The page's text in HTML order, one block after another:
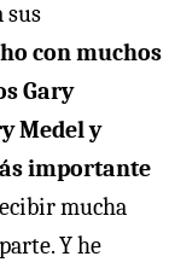
sus
con muchos
Gary
Medel y
importante
mucha
Y he